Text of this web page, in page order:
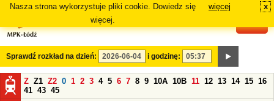
Nasza strona wykorzystuje pliki cookie. Dowiedz się
więcej.
więcej x
Sprawdź rozkład na dzień: i godzinę:
Z Z1 Z2 0 1 2 3 4 5 6 7 8 9 10A 10B 11 12 13 14 15 16
41 43 45